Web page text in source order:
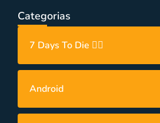
Categorias
7 Days To Die 🧟‍♂️
Android